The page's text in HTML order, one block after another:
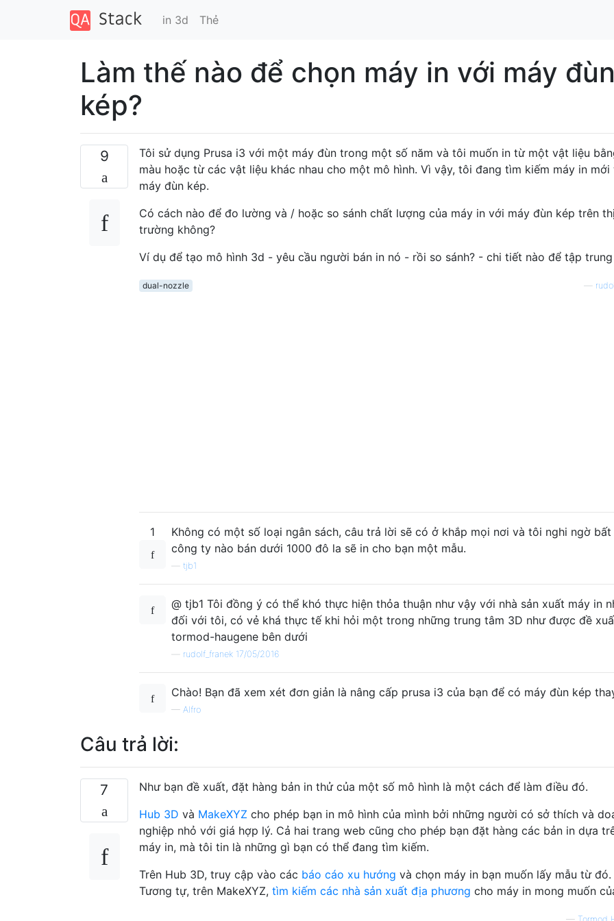
in 3d Thẻ
Làm thế nào để chọn máy in với máy đùn
kép?
9
Tôi sử dụng Prusa i3 với một máy đùn trong một số năm và tôi muốn in từ một vật liệu
màu hoặc từ các vật liệu khác nhau cho một mô hình. Vì vậy, tôi đang tìm kiếm máy in mới
máy đùn kép.
Có cách nào để đo lường và / hoặc so sánh chất lượng của máy in với máy đùn kép trên thị
trường không?
Ví dụ để tạo mô hình 3d - yêu cầu người bán in nó - rồi so sánh? - chi tiết nào để tập
dual-nozzle
1
Không có một số loại ngân sách, câu trả lời sẽ có ở khắp mọi nơi và tôi nghi ngờ
công ty nào bán dưới 1000 đô la sẽ in cho bạn một mẫu.
tjb1
@ tjb1 Tôi đồng ý có thể khó thực hiện thỏa thuận như vậy với nhà sản xuất máy in
đối với tôi, có vẻ khá thực tế khi hỏi một trong những trung tâm 3D như được đề
tormod-haugene bên dưới
rudolf_franek 17/05/2016
Chào! Bạn đã xem xét đơn giản là nâng cấp prusa i3 của bạn để có máy đùn kép
— Alfro
Câu trả lời:
7
Như bạn đề xuất, đặt hàng bản in thử của một số mô hình là một cách để làm điều đó.
Hub 3D và MakeXYZ cho phép bạn in mô hình của mình bởi những người có sở thích và
nghiệp nhỏ với giá hợp lý. Cả hai trang web cũng cho phép bạn đặt hàng các bản in dựa
máy in, mà tôi tin là những gì bạn có thể đang tìm kiếm.
Trên Hub 3D, truy cập vào các báo cáo xu hướng và chọn máy in bạn muốn lấy mẫu từ đó.
Tương tự, trên MakeXYZ, tìm kiếm các nhà sản xuất địa phương cho máy in mong muốn